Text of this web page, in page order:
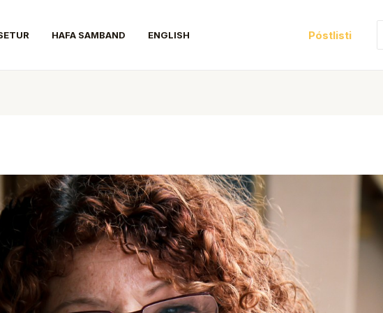
HAFA SAMBAND ENGLISH Póstlisti